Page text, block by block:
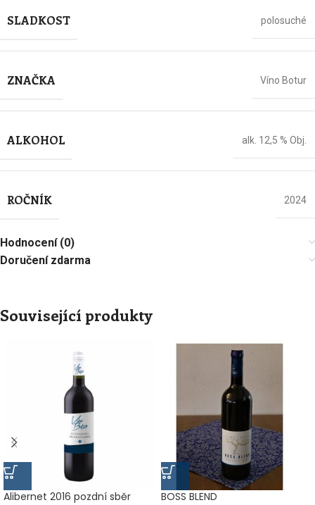
SLADKOST polosuché
ZNAČKA Víno Botur
ALKOHOL alk. 12,5 % Obj.
ROČNÍK 2024
Hodnocení (0)
Doručení zdarma
Související produkty
Alibernet 2016 pozdní sběr BOSS BLEND